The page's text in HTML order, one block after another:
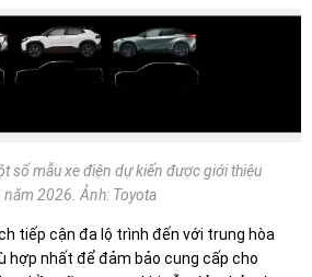
số mẫu xe điện dự kiến được giới thiệu
năm 2026. Ảnh: Toyota
tiếp cận đa lộ trình đến với trung hòa
hợp nhất để đảm bảo cung cấp cho